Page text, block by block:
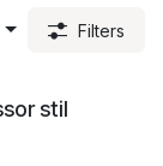
Filters
stil